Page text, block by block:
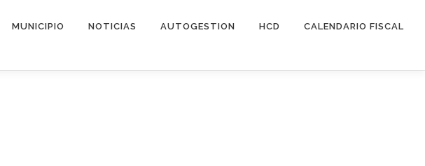
MUNICIPIO NOTICIAS AUTOGESTION HCD CALENDARIO FISCAL